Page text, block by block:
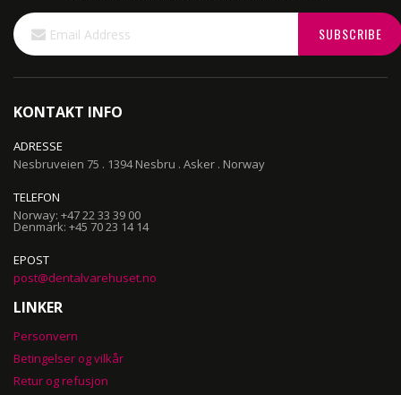
Sign
Up
for
SUBSCRIBE
KONTAKT INFO
ADRESSE
Nesbruveien 75 . 1394 Nesbru . Asker . Norway
TELEFON
Norway: +47 22 33 39 00
Denmark: +45 70 23 14 14
EPOST
post@dentalvarehuset.no
LINKER
Personvern
Betingelser og vilkår
Retur og refusjon